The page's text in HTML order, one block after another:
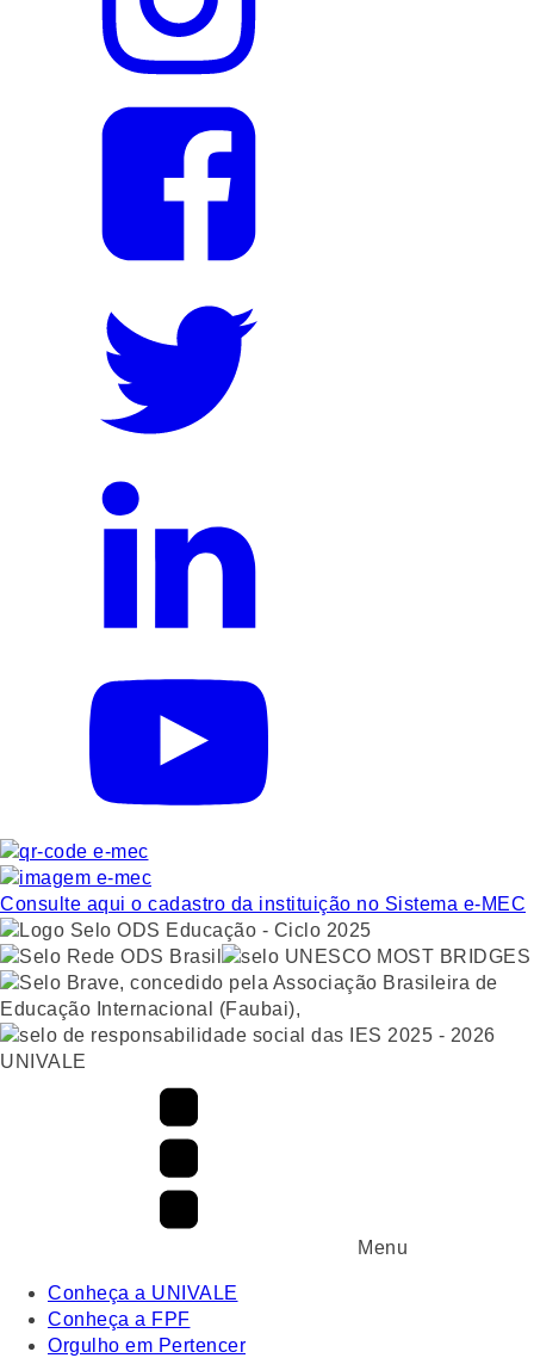
Consulte aqui o cadastro da instituição no Sistema e-MEC
UNIVALE
Menu
Conheça a UNIVALE
Conheça a FPF
Orgulho em Pertencer